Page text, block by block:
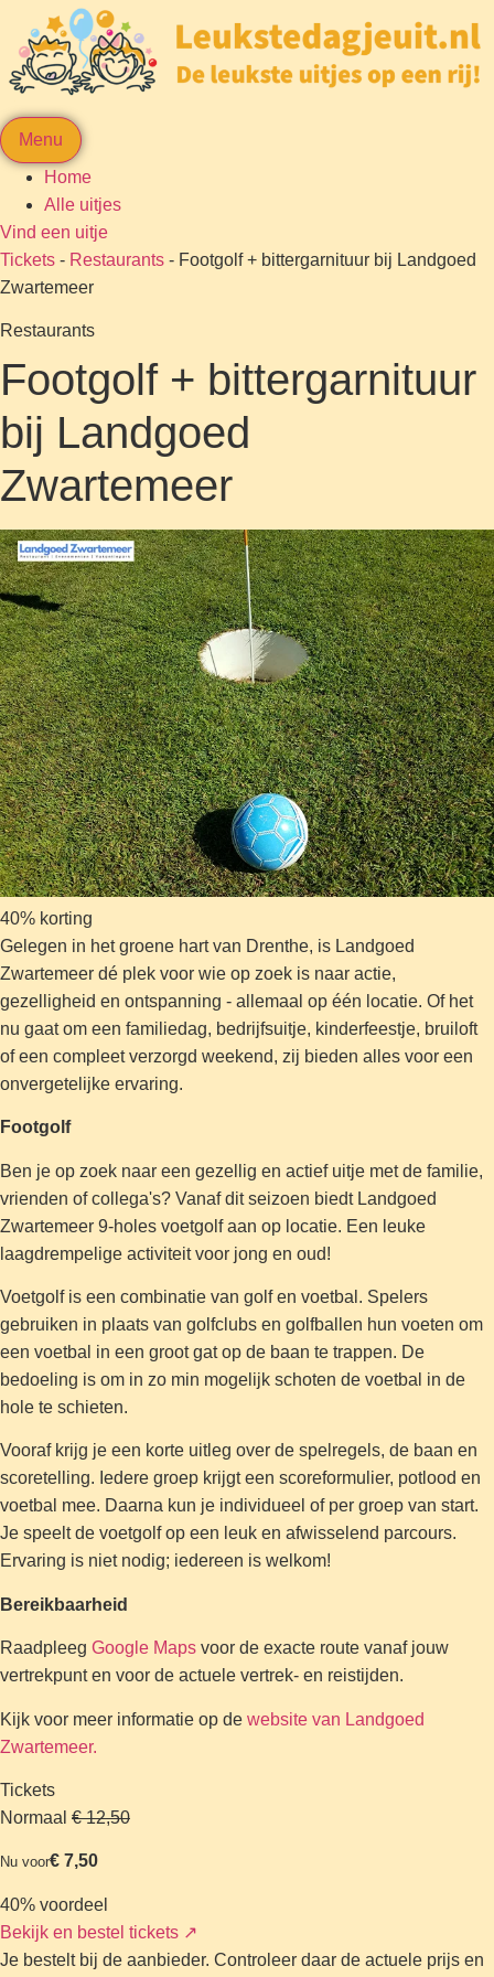
Menu
Home
Alle uitjes
Vind een uitje
Tickets - Restaurants - Footgolf + bittergarnituur bij Landgoed
Zwartemeer
Restaurants
Footgolf + bittergarnituur
bij Landgoed
Zwartemeer
40% korting
Gelegen in het groene hart van Drenthe, is Landgoed
Zwartemeer dé plek voor wie op zoek is naar actie,
gezelligheid en ontspanning - allemaal op één locatie. Of het
nu gaat om een familiedag, bedrijfsuitje, kinderfeestje, bruiloft
of een compleet verzorgd weekend, zij bieden alles voor een
onvergetelijke ervaring.
Footgolf
Ben je op zoek naar een gezellig en actief uitje met de familie,
vrienden of collega's? Vanaf dit seizoen biedt Landgoed
Zwartemeer 9-holes voetgolf aan op locatie. Een leuke
laagdrempelige activiteit voor jong en oud!
Voetgolf is een combinatie van golf en voetbal. Spelers
gebruiken in plaats van golfclubs en golfballen hun voeten om
een voetbal in een groot gat op de baan te trappen. De
bedoeling is om in zo min mogelijk schoten de voetbal in de
hole te schieten.
Vooraf krijg je een korte uitleg over de spelregels, de baan en
scoretelling. Iedere groep krijgt een scoreformulier, potlood en
voetbal mee. Daarna kun je individueel of per groep van start.
Je speelt de voetgolf op een leuk en afwisselend parcours.
Ervaring is niet nodig; iedereen is welkom!
Bereikbaarheid
Raadpleeg Google Maps voor de exacte route vanaf jouw
vertrekpunt en voor de actuele vertrek- en reistijden.
Kijk voor meer informatie op de website van Landgoed
Zwartemeer.
Tickets
Normaal € 12,50
Nu voor€ 7,50
40% voordeel
Bekijk en bestel tickets ↗
Je bestelt bij de aanbieder. Controleer daar de actuele prijs en